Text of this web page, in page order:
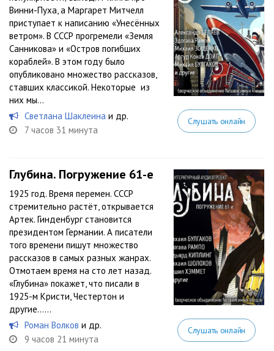
Винни-Пуха, а Маргарет Митчелл
приступает к написанию «Унесённых
ветром». В СССР прогремели «Земля
Санникова» и «Остров погибших
кораблей». В этом году было
опубликовано множество рассказов,
ставших классикой. Некоторые из
них мы...
Светлана Шаклеина и др.
7 часов 31 минута
Слушать онлайн
Глубина. Погружение 61-е
1925 год. Время перемен. СССР
стремительно растёт, открывается
Артек. Гинденбург становится
президентом Германии. А писатели
того времени пишут множество
рассказов в самых разных жанрах.
Отмотаем время на сто лет назад.
«Глубина» покажет, что писали в
1925-м Кристи, Честертон и
другие…...
Роман Волков и др.
9 часов 21 минута
Слушать онлайн